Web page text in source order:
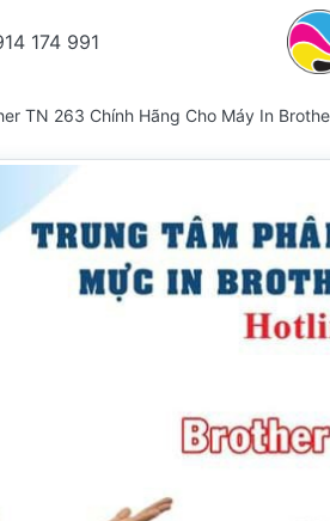
174 991
TN 263 Chính Hãng Cho Máy In